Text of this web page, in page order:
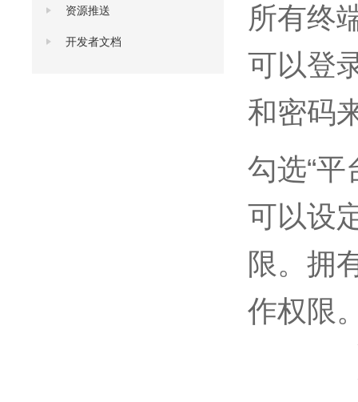
资源推送
开发者文档
所有终
可以登
和密码
勾选“
可以设
限。拥
作权限